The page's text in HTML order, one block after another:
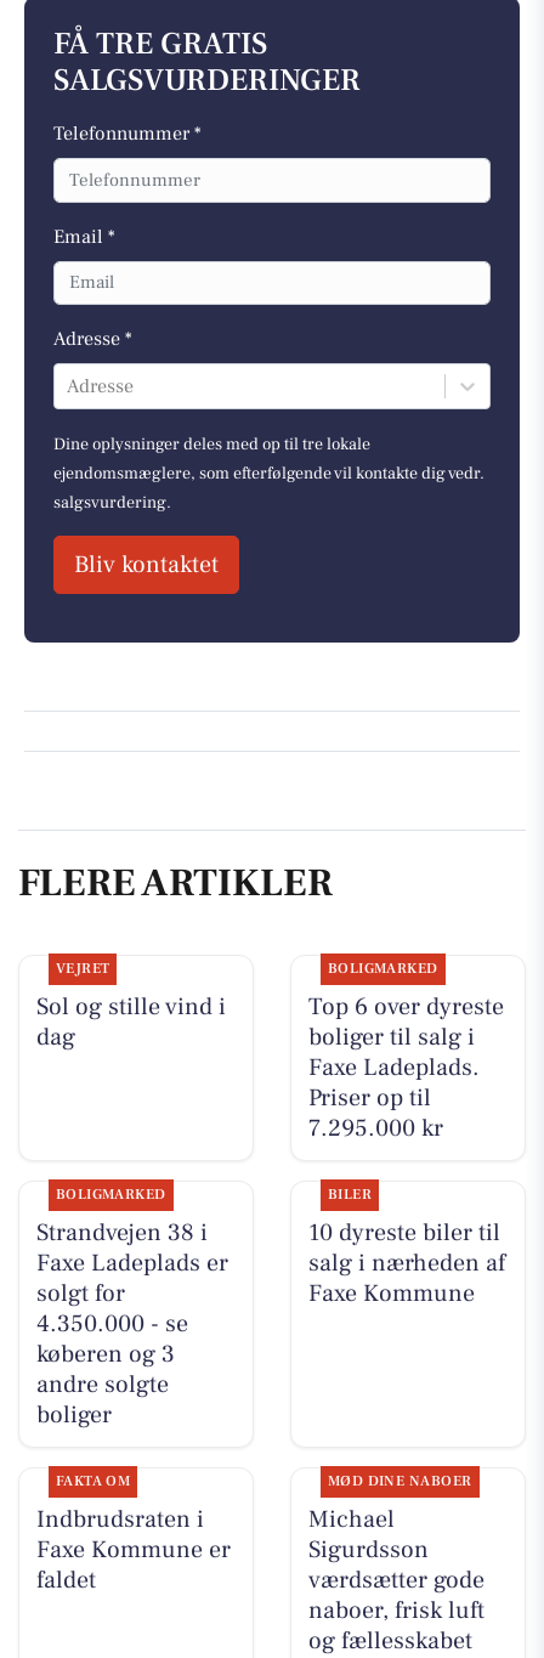
FÅ TRE GRATIS
SALGSVURDERINGER
Telefonnummer *
Email *
Adresse *
Adresse
Dine oplysninger deles med op til tre lokale
ejendomsmæglere, som efterfølgende vil kontakte dig vedr.
salgsvurdering.
Bliv kontaktet
FLERE ARTIKLER
VEJRET
Sol og stille vind i
dag
BOLIGMARKED
Top 6 over dyreste
boliger til salg i
Faxe Ladeplads.
Priser op til
7.295.000 kr
BOLIGMARKED
Strandvejen 38 i
Faxe Ladeplads er
solgt for
4.350.000 - se
køberen og 3
andre solgte
boliger
BILER
10 dyreste biler til
salg i nærheden af
Faxe Kommune
FAKTA OM
Indbrudsraten i
Faxe Kommune er
faldet
MØD DINE NABOER
Michael
Sigurdsson
værdsætter gode
naboer, frisk luft
og fællesskabet